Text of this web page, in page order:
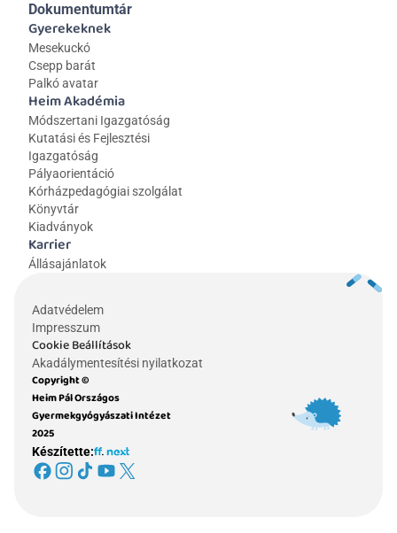
Gyerekeknek
Mesekuckó
Csepp barát
Palkó avatar
Heim Akadémia
Módszertani Igazgatóság
Kutatási és Fejlesztési
Igazgatóság
Pályaorientáció
Kórházpedagógiai szolgálat
Könyvtár
Kiadványok
Karrier
Állásajánlatok
Dokumentumtár
Adatvédelem
Impresszum
Cookie Beállítások
Akadálymentesítési nyilatkozat
Copyright ©
Heim Pál Országos
Gyermekgyógyászati Intézet
2025
Készítette: